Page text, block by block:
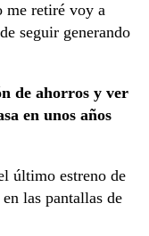
me retiré voy a
seguir generando
de ahorros y ver
en unos años
último estreno de
las pantallas de